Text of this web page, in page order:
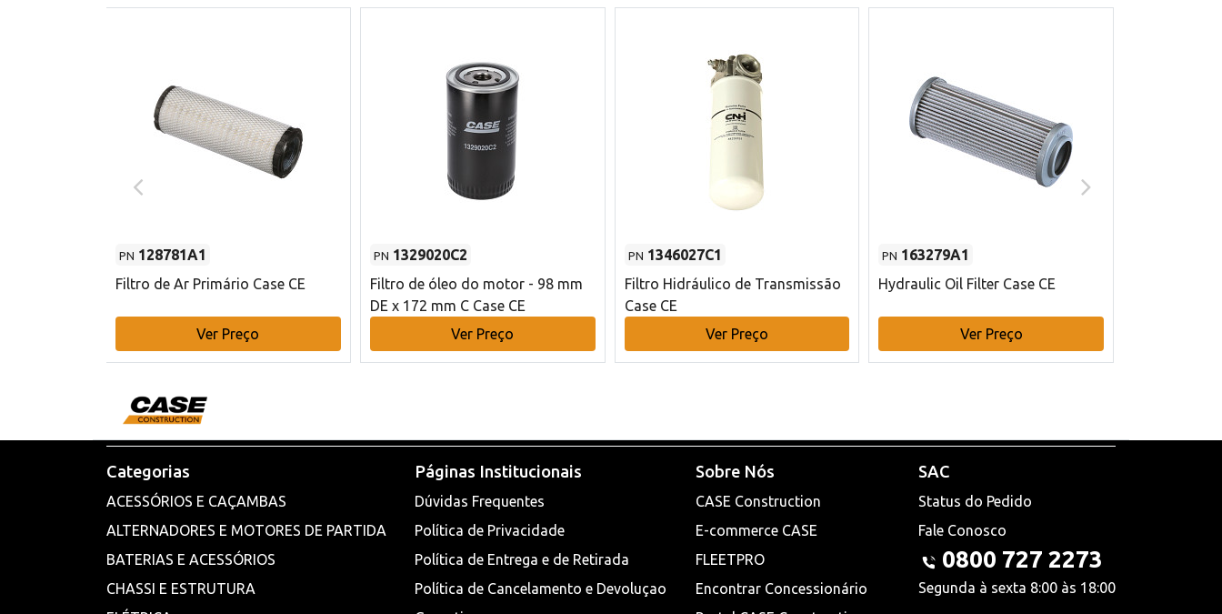
PN 128781A1
Filtro de Ar Primário Case CE
Ver Preço
PN 1329020C2
Filtro de óleo do motor - 98 mm
DE x 172 mm C Case CE
Ver Preço
PN 1346027C1
Filtro Hidráulico de Transmissão
Case CE
Ver Preço
PN 163279A1
Hydraulic Oil Filter Case CE
Ver Preço
Categorias
ACESSÓRIOS E CAÇAMBAS
ALTERNADORES E MOTORES DE PARTIDA
BATERIAS E ACESSÓRIOS
CHASSI E ESTRUTURA
Páginas Institucionais
Dúvidas Frequentes
Política de Privacidade
Política de Entrega e de Retirada
Política de Cancelamento e Devoluçao
Sobre Nós
CASE Construction
E-commerce CASE
FLEETPRO
Encontrar Concessionário
SAC
Status do Pedido
Fale Conosco
0800 727 2273
Segunda à sexta 8:00 às 18:00